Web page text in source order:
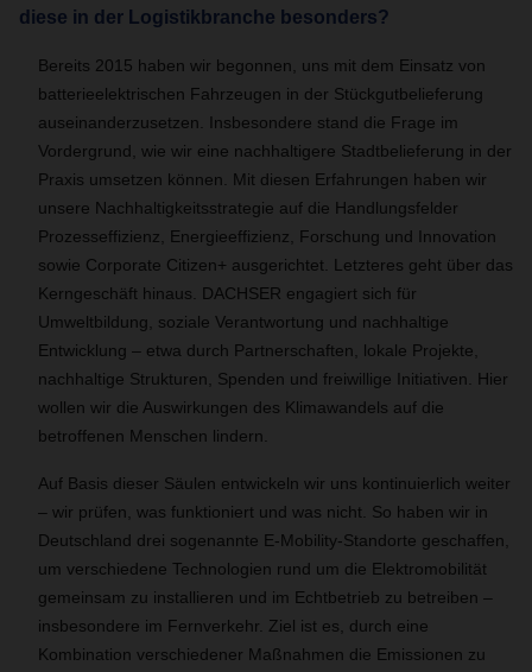
diese in der Logistikbranche besonders?
Bereits 2015 haben wir begonnen, uns mit dem Einsatz von
batterieelektrischen Fahrzeugen in der Stückgutbelieferung
auseinanderzusetzen. Insbesondere stand die Frage im
Vordergrund, wie wir eine nachhaltigere Stadtbelieferung in der
Praxis umsetzen können. Mit diesen Erfahrungen haben wir
unsere Nachhaltigkeitsstrategie auf die Handlungsfelder
Prozesseffizienz, Energieeffizienz, Forschung und Innovation
sowie Corporate Citizen+ ausgerichtet. Letzteres geht über das
Kerngeschäft hinaus. DACHSER engagiert sich für
Umweltbildung, soziale Verantwortung und nachhaltige
Entwicklung – etwa durch Partnerschaften, lokale Projekte,
nachhaltige Strukturen, Spenden und freiwillige Initiativen. Hier
wollen wir die Auswirkungen des Klimawandels auf die
betroffenen Menschen lindern.
Auf Basis dieser Säulen entwickeln wir uns kontinuierlich weiter
– wir prüfen, was funktioniert und was nicht. So haben wir in
Deutschland drei sogenannte E-Mobility-Standorte geschaffen,
um verschiedene Technologien rund um die Elektromobilität
gemeinsam zu installieren und im Echtbetrieb zu betreiben –
insbesondere im Fernverkehr. Ziel ist es, durch eine
Kombination verschiedener Maßnahmen die Emissionen zu